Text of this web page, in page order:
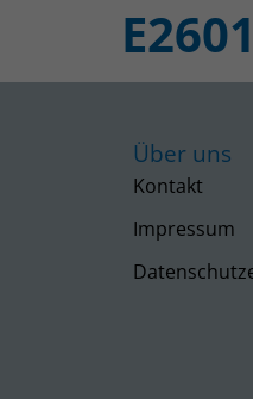
Über uns
Kontakt
Impressum